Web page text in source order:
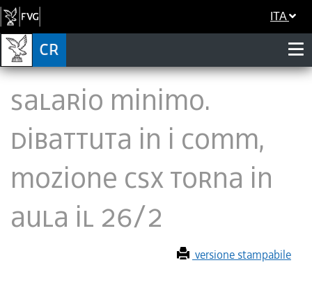
ITA
SALARIO MINIMO.
DIBATTUTA IN I COMM,
MOZIONE CSX TORNA IN
AULA IL 26/2
versione stampabile